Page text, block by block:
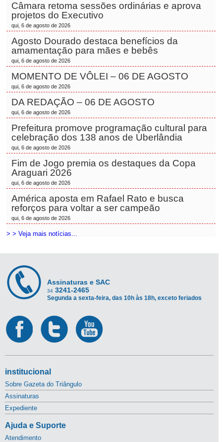
Câmara retoma sessões ordinárias e aprova
projetos do Executivo
qui, 6 de agosto de 2026
Agosto Dourado destaca benefícios da
amamentação para mães e bebês
qui, 6 de agosto de 2026
MOMENTO DE VÔLEI – 06 DE AGOSTO
qui, 6 de agosto de 2026
DA REDAÇÃO – 06 DE AGOSTO
qui, 6 de agosto de 2026
Prefeitura promove programação cultural para
celebração dos 138 anos de Uberlândia
qui, 6 de agosto de 2026
Fim de Jogo premia os destaques da Copa
Araguari 2026
qui, 6 de agosto de 2026
América aposta em Rafael Rato e busca
reforços para voltar a ser campeão
qui, 6 de agosto de 2026
> > Veja mais notícias...
Assinaturas e SAC
34 3241-2465
Segunda a sexta-feira, das 10h às 18h, exceto feriados
institucional
Sobre Gazeta do Triângulo
Assinaturas
Expediente
Ajuda e Suporte
Atendimento